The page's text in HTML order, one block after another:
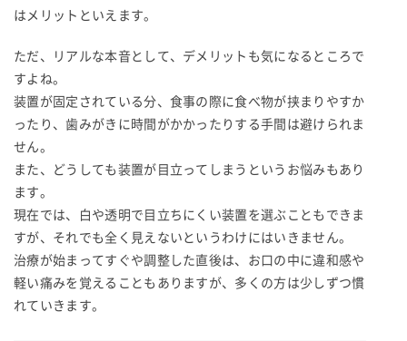
はメリットといえます。
ただ、リアルな本音として、デメリットも気になるところで
すよね。
装置が固定されている分、食事の際に食べ物が挟まりやすか
ったり、歯みがきに時間がかかったりする手間は避けられま
せん。
また、どうしても装置が目立ってしまうというお悩みもあり
ます。
現在では、白や透明で目立ちにくい装置を選ぶこともできま
すが、それでも全く見えないというわけにはいきません。
治療が始まってすぐや調整した直後は、お口の中に違和感や
軽い痛みを覚えることもありますが、多くの方は少しずつ慣
れていきます。